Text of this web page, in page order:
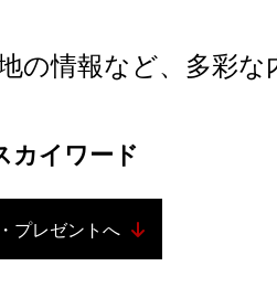
の情報など、多彩な
カイワード
プレゼントへ